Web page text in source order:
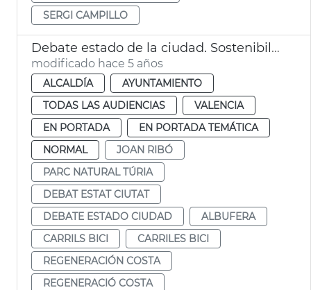
SERGI CAMPILLO
Debate estado de la ciudad. Sostenibilidad
modificado hace 5 años
ALCALDÍA
AYUNTAMIENTO
TODAS LAS AUDIENCIAS
VALENCIA
EN PORTADA
EN PORTADA TEMÁTICA
NORMAL
JOAN RIBÓ
PARC NATURAL TÚRIA
DEBAT ESTAT CIUTAT
DEBATE ESTADO CIUDAD
ALBUFERA
CARRILS BICI
CARRILES BICI
REGENERACIÓN COSTA
REGENERACIÓ COSTA